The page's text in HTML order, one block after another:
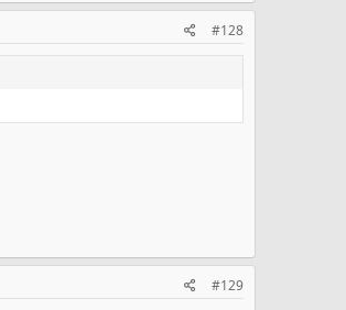
#128
#129